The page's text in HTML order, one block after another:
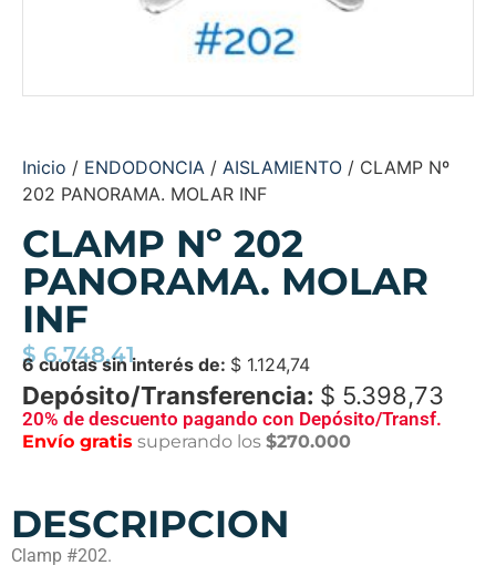
Inicio / ENDODONCIA / AISLAMIENTO / CLAMP Nº
202 PANORAMA. MOLAR INF
CLAMP Nº 202
PANORAMA. MOLAR
INF
$ 6.748,41
6 cuotas sin interés de: $ 1.124,74
Depósito/Transferencia: $ 5.398,73
20% de descuento pagando con Depósito/Transf.
Envío gratis superando los $270.000
DESCRIPCION
Clamp #202.